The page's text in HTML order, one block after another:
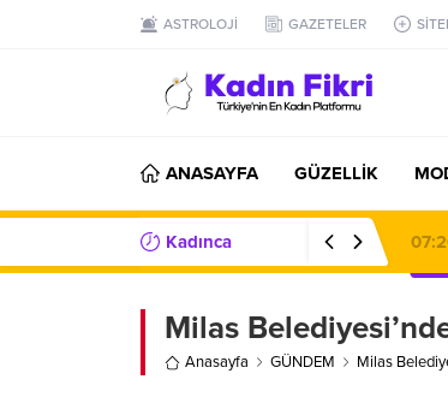
ASTROLOJİ GAZETELER
ANASAYFA GÜZELLİK
Kadınca
Milas
Anasayfa GÜNDEM Milas